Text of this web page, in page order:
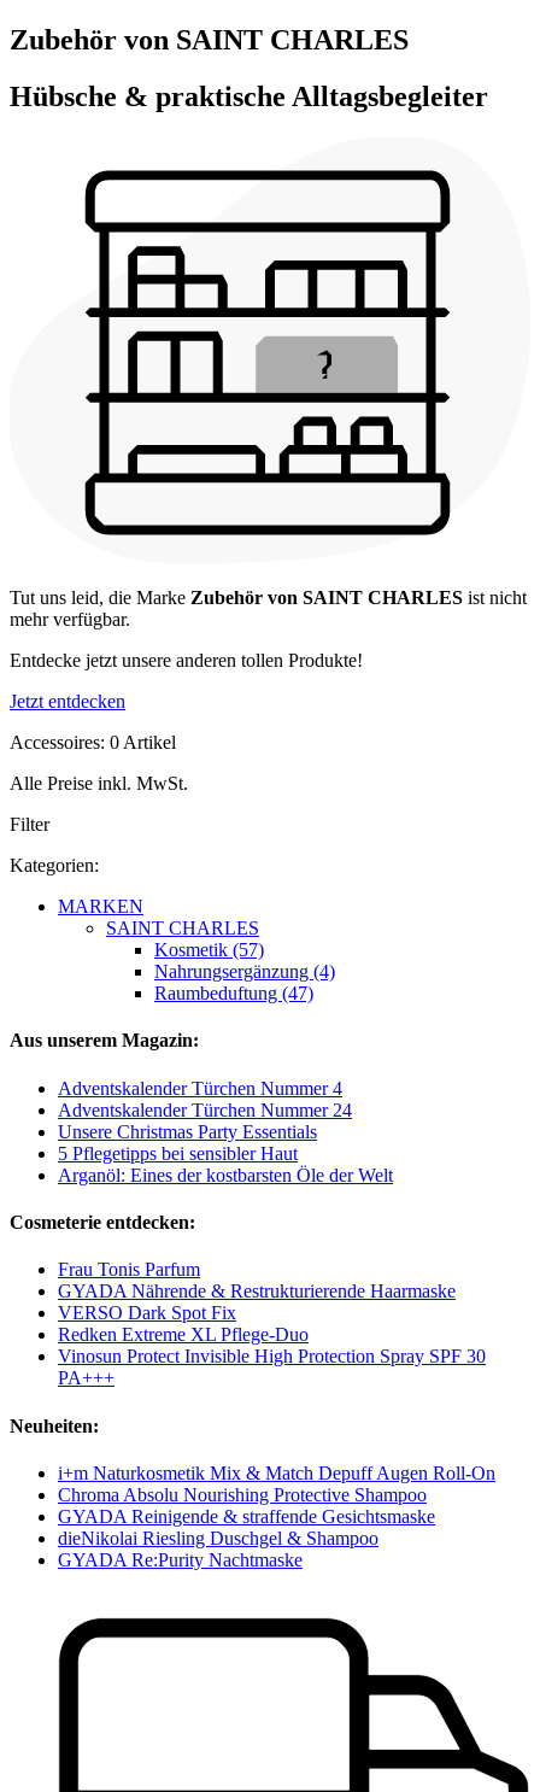
Zubehör von SAINT CHARLES
Hübsche & praktische Alltagsbegleiter
Tut uns leid, die Marke Zubehör von SAINT CHARLES ist nicht
mehr verfügbar.
Entdecke jetzt unsere anderen tollen Produkte!
Jetzt entdecken
Accessoires: 0 Artikel
Alle Preise inkl. MwSt.
Filter
Kategorien:
MARKEN
SAINT CHARLES
Kosmetik (57)
Nahrungsergänzung (4)
Raumbeduftung (47)
Aus unserem Magazin:
Adventskalender Türchen Nummer 4
Adventskalender Türchen Nummer 24
Unsere Christmas Party Essentials
5 Pflegetipps bei sensibler Haut
Arganöl: Eines der kostbarsten Öle der Welt
Cosmeterie entdecken:
Frau Tonis Parfum
GYADA Nährende & Restrukturierende Haarmaske
VERSO Dark Spot Fix
Redken Extreme XL Pflege-Duo
Vinosun Protect Invisible High Protection Spray SPF 30
PA+++
Neuheiten:
i+m Naturkosmetik Mix & Match Depuff Augen Roll-On
Chroma Absolu Nourishing Protective Shampoo
GYADA Reinigende & straffende Gesichtsmaske
dieNikolai Riesling Duschgel & Shampoo
GYADA Re:Purity Nachtmaske